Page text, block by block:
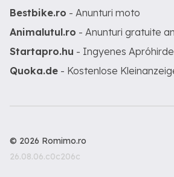
Bestbike.ro - Anunturi moto
Animalutul.ro - Anunturi gratuite
Startapro.hu - Ingyenes
Quoka.de - Kostenlose
© 2026 Romimo.ro
26.08.06.c0c206c